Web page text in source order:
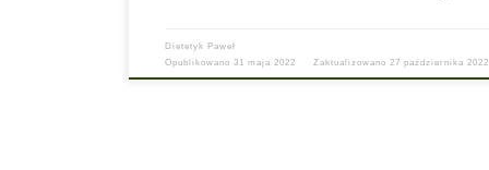
Dietetyk Paweł
Opublikowano 31 maja 2022 Zaktualizowano 27 października 2022